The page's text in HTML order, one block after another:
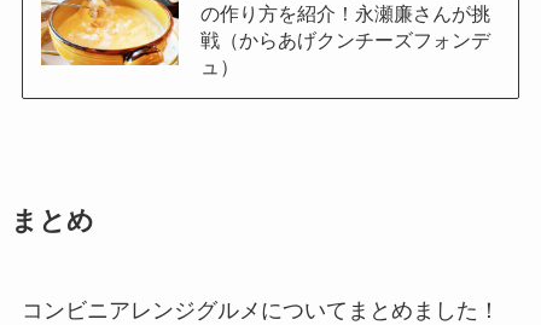
の作り方を紹介！永瀬廉さんが挑
戦（からあげクンチーズフォンデ
ュ）
まとめ
コンビニアレンジグルメについてまとめました！